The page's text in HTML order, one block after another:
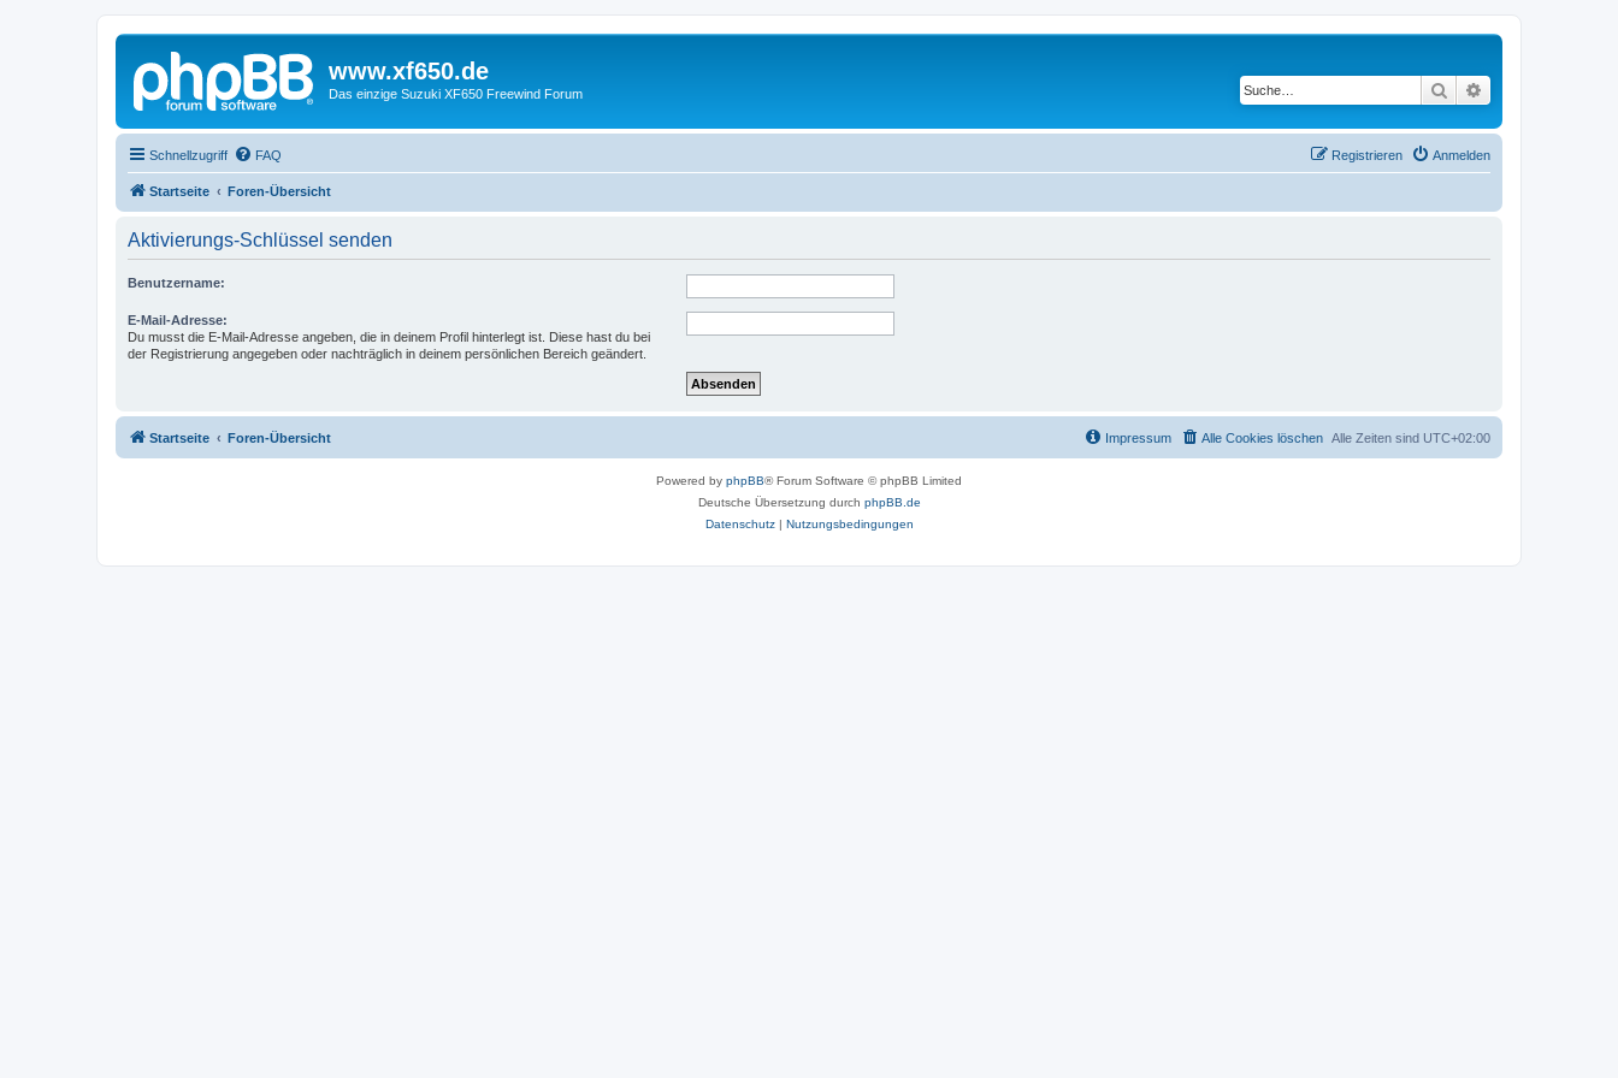
www.xf650.de
Das einzige Suzuki XF650 Freewind Forum Suche
Schnellzugriff FAQ Anmelden
Registrieren
Startseite Foren-Übersicht
Aktivierungs-Schlüssel senden
Benutzername:
E-Mail-Adresse:
Du musst die E-Mail-Adresse angeben, die in deinem Profil hinterlegt ist. Diese hast du bei
der Registrierung angegeben oder nachträglich in deinem persönlichen Bereich geändert.
Startseite Foren-Übersicht Alle Zeiten sind UTC+02:00
Alle Cookies löschen
Impressum
Powered by phpBB® Forum Software © phpBB Limited
Deutsche Übersetzung durch phpBB.de
Datenschutz| Nutzungsbedingungen